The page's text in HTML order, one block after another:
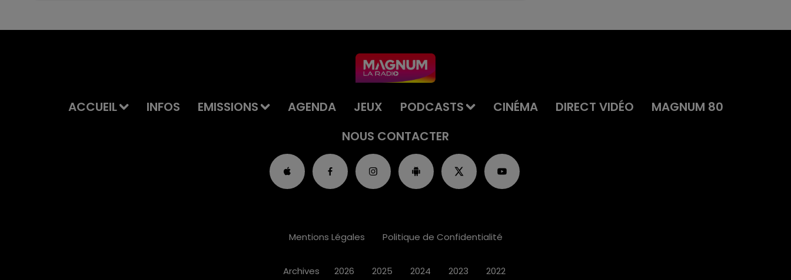
ACCUEIL INFOS EMISSIONS AGENDA JEUX PODCASTS CINÉMA DIRECT VIDÉO
MAGNUM 80
NOUS CONTACTER
Mentions Légales Politique de Confidentialité
Archives 2026 2025 2024 2023 2022